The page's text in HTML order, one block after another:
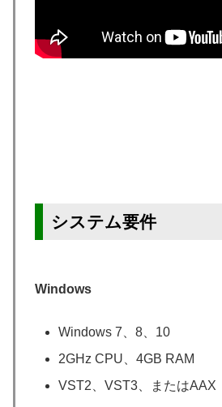
システム要件
Windows
Windows 7、8、10
2GHz CPU、4GB RAM
VST2、VST3、またはAAX